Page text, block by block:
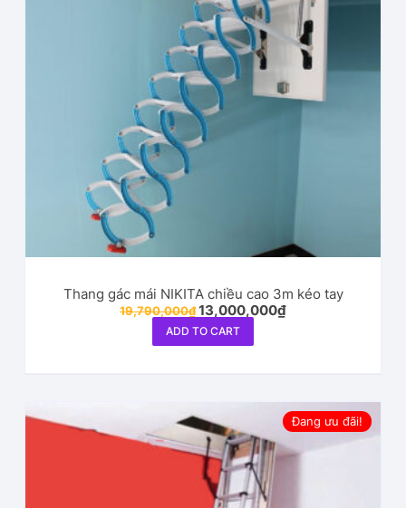
Thang gác mái NIKITA chiều cao 3m kéo tay
19,790,000₫13,000,000₫
ADD TO CART
Đang ưu đãi!